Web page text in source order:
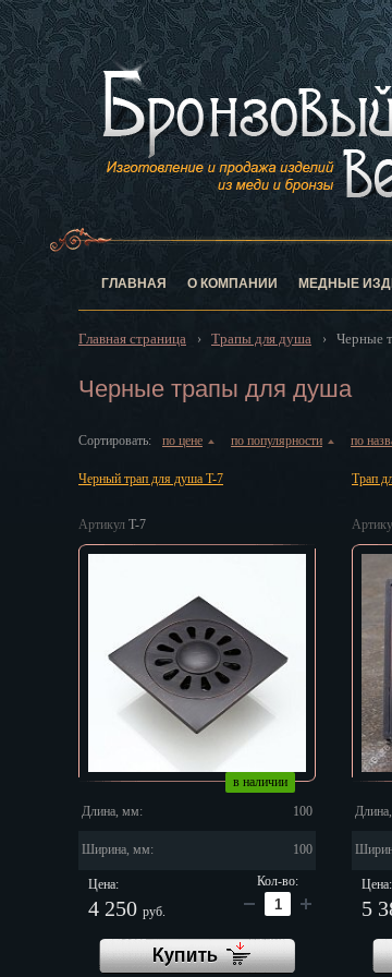
ГЛАВНАЯ О КОМПАНИИ МЕДНЫЕ
Главная страница › Трапы для душа › Черные
Черные трапы для душа
Сортировать: по цене ▲ по популярности ▲ по
Черный трап для душа T-7
Артикул T-7
в наличии
Длина, мм:
100
Ширина, мм: 100
Цена:
4 250 руб.
Кол-во:
Трап
Цена:
5
Купить